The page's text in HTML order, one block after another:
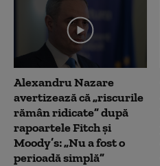
Alexandru Nazare
avertizează că „riscurile
rămân ridicate” după
rapoartele Fitch și
Moody’s: „Nu a fost o
perioadă simplă”